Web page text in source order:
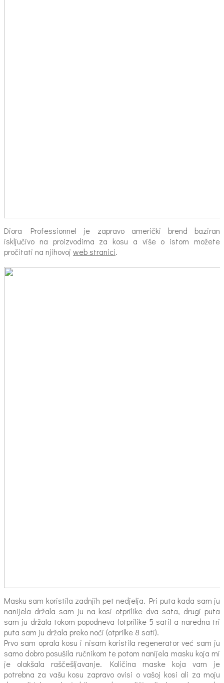
Diora Professionnel je zapravo američki brend baziran
isključivo na proizvodima za kosu a više o istom možete
pročitati na njihovoj web stranici.
Masku sam koristila zadnjih pet nedjelja. Pri puta kada sam ju
nanijela držala sam ju na kosi otprilike dva sata, drugi puta
sam ju držala tokom popodneva (otprilike 5 sati) a naredna tri
puta sam ju držala preko noći (otprilke 8 sati).
Prvo sam oprala kosu i nisam koristila regenerator već sam ju
samo dobro posušila ručnikom te potom nanijela masku koja mi
je olakšala raščešljavanje. Količina maske koja vam je
potrebna za vašu kosu zapravo ovisi o vašoj kosi ali za moju